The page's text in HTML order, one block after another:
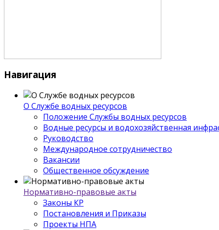
Навигация
О Службе водных ресурсов
Положение Службы водных ресурсов
Водные ресурсы и водохозяйственная
Руководство
Международное сотрудничество
Вакансии
Общественное обсуждение
Нормативно-правовые акты
Законы КР
Постановления и Приказы
Проекты НПА